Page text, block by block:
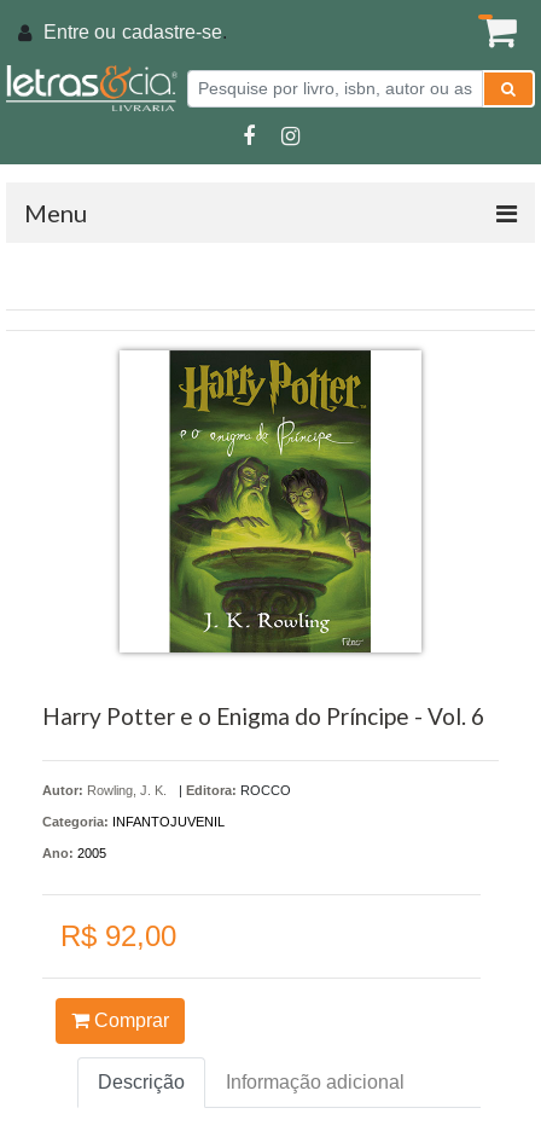
Entre ou cadastre-se.
Menu
Harry Potter e o Enigma do Príncipe - Vol. 6
Autor: Rowling, J. K. | Editora: ROCCO
Categoria: INFANTOJUVENIL
Ano: 2005
R$ 92,00
Comprar
Descrição Informação adicional